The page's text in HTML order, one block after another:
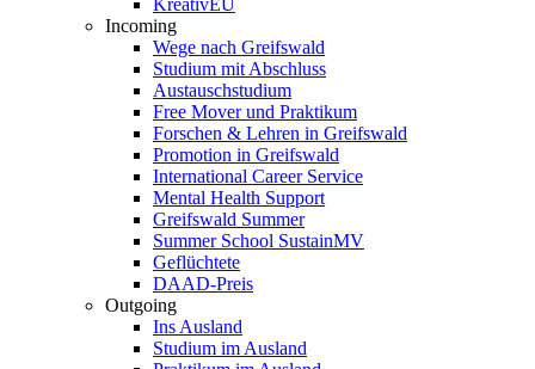
KreativEU
Incoming
Wege nach Greifswald
Studium mit Abschluss
Austauschstudium
Free Mover und Praktikum
Forschen & Lehren in Greifswald
Promotion in Greifswald
International Career Service
Mental Health Support
Greifswald Summer
Summer School SustainMV
Geflüchtete
DAAD-Preis
Outgoing
Ins Ausland
Studium im Ausland